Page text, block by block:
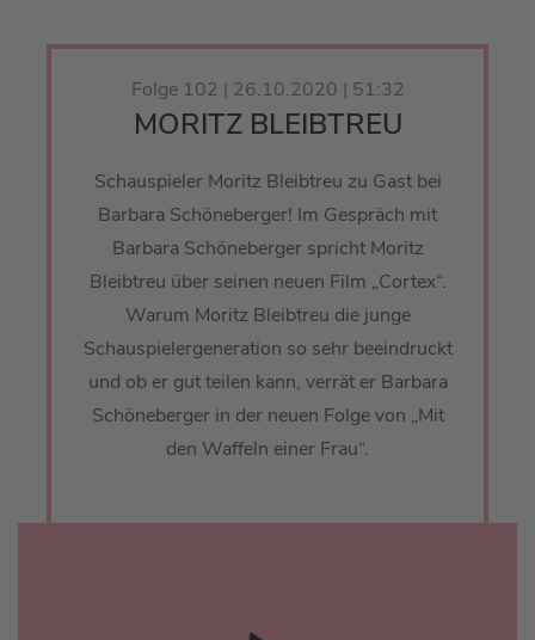
Folge 102 | 26.10.2020 | 51:32
MORITZ BLEIBTREU
Schauspieler Moritz Bleibtreu zu Gast bei
Barbara Schöneberger! Im Gespräch mit
Barbara Schöneberger spricht Moritz
Bleibtreu über seinen neuen Film „Cortex“.
Warum Moritz Bleibtreu die junge
Schauspielergeneration so sehr beeindruckt
und ob er gut teilen kann, verrät er Barbara
Schöneberger in der neuen Folge von „Mit
den Waffeln einer Frau“.